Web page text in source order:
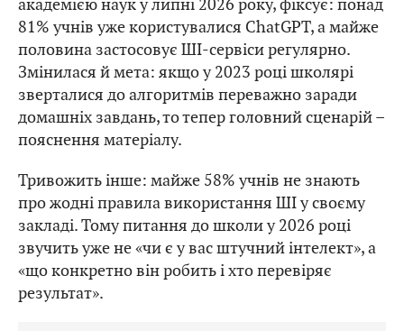
81% учнів уже користувалися ChatGPT, а майже
половина застосовує ШІ-сервіси регулярно.
Змінилася й мета: якщо у 2023 році школярі
зверталися до алгоритмів переважно заради
домашніх завдань, то тепер головний сценарій –
пояснення матеріалу.
Тривожить інше: майже 58% учнів не знають
про жодні правила використання ШІ у своєму
закладі. Тому питання до школи у 2026 році
звучить уже не «чи є у вас штучний інтелект», а
«що конкретно він робить і хто перевіряє
результат».